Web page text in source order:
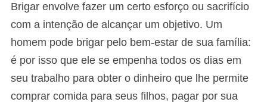
Brigar envolve fazer um certo esforço ou sacrifício
com a intenção de alcançar um objetivo. Um
homem pode brigar pelo bem-estar de sua família:
é por isso que ele se empenha todos os dias em
seu trabalho para obter o dinheiro que lhe permite
comprar comida para seus filhos, pagar por sua